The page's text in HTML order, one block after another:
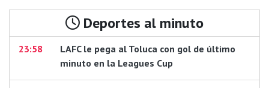
Deportes al minuto
23:58
LAFC le pega al Toluca con gol de último
minuto en la Leagues Cup